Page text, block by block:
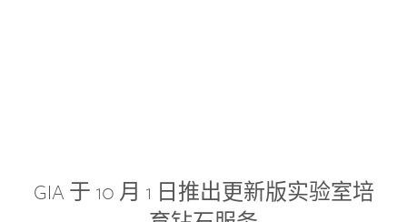
GIA 于 10 月 1 日推出更新版实验室培